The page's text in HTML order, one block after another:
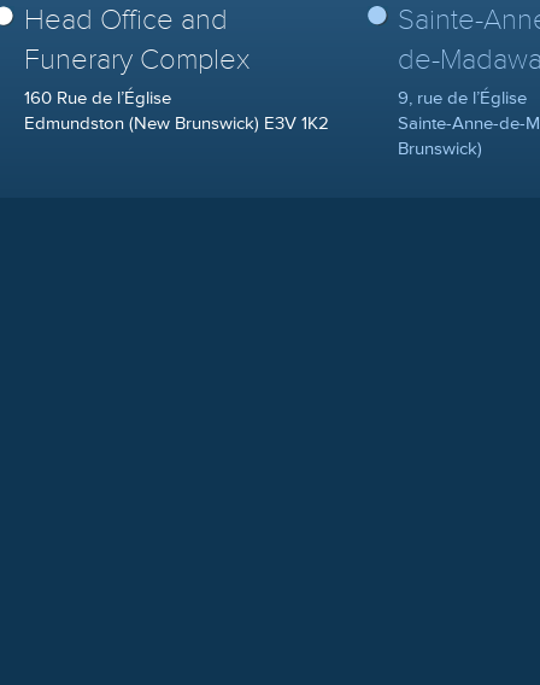
Head Office and
Funerary Complex
160 Rue de l’Église
Edmundston (New Brunswick) E3V 1K2
Sainte-
de-
9, rue de l’Église
Sainte-Anne-de-
Brunswick)